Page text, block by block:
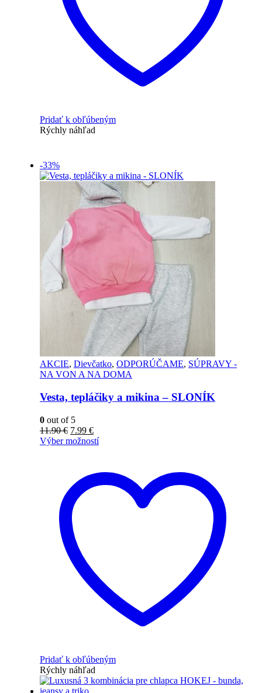
Pridať k obľúbeným
Rýchly náhľad
-33%
AKCIE, Dievčatko, ODPORÚČAME, SÚPRAVY -
NA VON A NA DOMA
Vesta, tepláčiky a mikina – SLONÍK
0 out of 5
11.90€ 7.99 €
Výber možností
Pridať k obľúbeným
Rýchly náhľad